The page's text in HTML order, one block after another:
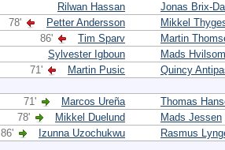
Rilwan Hassan
Jonas Brix-
78'
Petter Andersson
Mikkel
86'
Tim Sparv
Martin
Sylvester Igboun
Mads Hvilsom
71'
Martin Pusic Quincy
71' Marcos Ureña
Thomas
78'
Mikkel Duelund
Mads Jessen
86'
Izunna Uzochukwu Rasmus